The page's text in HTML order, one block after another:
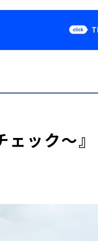
Podcast
ック～』